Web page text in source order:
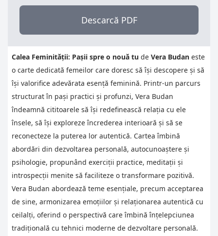
Descarcă PDF
Calea Feminității: Pașii spre o nouă tu de Vera Budan este
o carte dedicată femeilor care doresc să își descopere și să
își valorifice adevărata esență feminină. Printr-un parcurs
structurat în pași practici și profunzi, Vera Budan
îndeamnă cititoarele să își redefinească relația cu ele
însele, să își exploreze încrederea interioară și să se
reconecteze la puterea lor autentică. Cartea îmbină
abordări din dezvoltarea personală, autocunoaștere și
psihologie, propunând exerciții practice, meditații și
introspecții menite să faciliteze o transformare pozitivă.
Vera Budan abordează teme esențiale, precum acceptarea
de sine, armonizarea emoțiilor și relaționarea autentică cu
ceilalți, oferind o perspectivă care îmbină înțelepciunea
tradițională cu tehnici moderne de dezvoltare personală.